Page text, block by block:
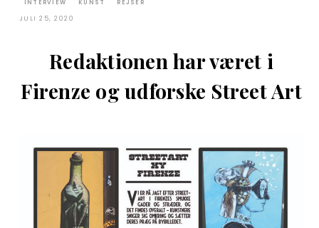
INTERVIEW KUNST REJSER
JULI 25, 2020
Redaktionen har været i
Firenze og udforske Street Art